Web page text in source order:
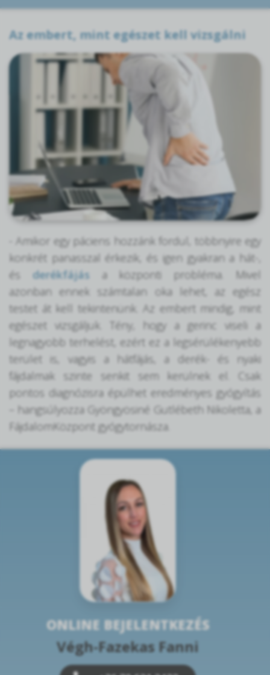
Az embert, mint egészet kell vizsgálni
- Amikor egy páciens hozzánk fordul, többnyire egy
konkrét panasszal érkezik, és igen gyakran a hát-,
és derékfájás a központi probléma. Mivel
azonban ennek számtalan oka lehet, az egész
testet át kell tekintenünk. Az embert mindig, mint
egészet vizsgáljuk. Tény, hogy a gerinc viseli a
legnagyobb terhelést, ezért ez a legsérülékenyebb
terület is, vagyis a hátfájás, a derék- és nyaki
fájdalmak szinte senkit sem kerülnek el. Csak
pontos diagnózisra épülhet eredményes gyógyítás
– hangsúlyozza Gyöngyösiné Gutlébeth Nikoletta, a
FájdalomKözpont gyógytornásza.
ONLINE BEJELENTKEZÉS
Végh-Fazekas Fanni